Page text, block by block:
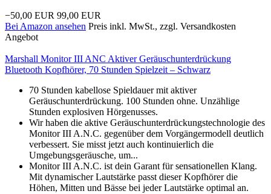
−50,00 EUR 99,00 EUR
Bei Amazon ansehen Preis inkl. MwSt., zzgl. Versandkosten
Angebot
Marshall Monitor III ANC Aktiver Geräuschunterdrückung
Bluetooth Kopfhörer, 70 Stunden Spielzeit – Schwarz
70 Stunden kabellose Spieldauer mit aktiver
Geräuschunterdrückung. 100 Stunden ohne. Unzählige
Stunden explosiven Hörgenusses.
Wir haben die aktive Geräuschunterdrückungstechnologie des
Monitor III A.N.C. gegenüber dem Vorgängermodell deutlich
verbessert. Sie misst jetzt auch kontinuierlich die
Umgebungsgeräusche, um...
Monitor III A.N.C. ist dein Garant für sensationellen Klang.
Mit dynamischer Lautstärke passt dieser Kopfhörer die
Höhen, Mitten und Bässe bei jeder Lautstärke optimal an.